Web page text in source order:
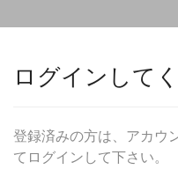
ログインして
登録済みの方は、アカウ
てログインして下さい。